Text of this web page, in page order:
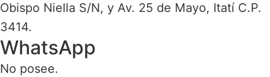
Obispo Niella S/N, y Av. 25 de Mayo, Itatí C.P.
3414.
WhatsApp
No posee.